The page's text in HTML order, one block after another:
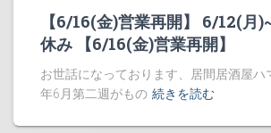
【6/16(金)営業再開】 6/12(月
休み 【6/16(金)営業再開】
お世話になっております、居間居酒屋ハ
年6月第二週がもの 続きを読む